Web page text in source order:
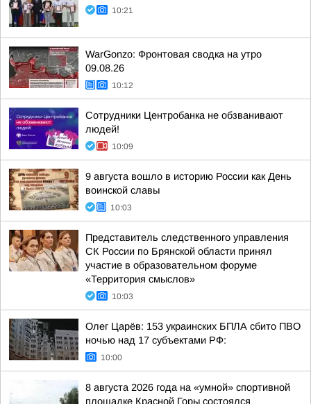
10:21
WarGonzo: Фронтовая сводка на утро
09.08.26
10:12
Сотрудники Центробанка не обзванивают
людей!
10:09
9 августа вошло в историю России как День
воинской славы
10:03
Представитель следственного управления
СК России по Брянской области принял
участие в образовательном форуме
«Территория смыслов»
10:03
Олег Царёв: 153 украинских БПЛА сбито ПВО
ночью над 17 субъектами РФ:
10:00
8 августа 2026 года на «умной» спортивной
площадке Красной Горы состоялся